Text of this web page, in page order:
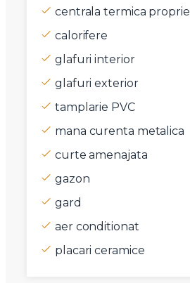
centrala termica proprie
calorifere
glafuri interior
glafuri exterior
tamplarie PVC
mana curenta metalica
curte amenajata
gazon
gard
aer conditionat
placari ceramice